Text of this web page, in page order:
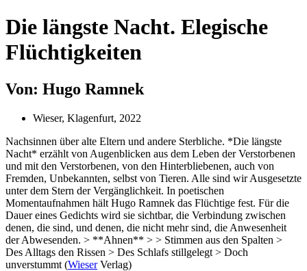
Die längste Nacht. Elegische
Flüchtigkeiten
Von: Hugo Ramnek
Wieser, Klagenfurt, 2022
Nachsinnen über alte Eltern und andere Sterbliche. *Die längste
Nacht* erzählt von Augenblicken aus dem Leben der Verstorbenen
und mit den Verstorbenen, von den Hinterbliebenen, auch von
Fremden, Unbekannten, selbst von Tieren. Alle sind wir Ausgesetzte
unter dem Stern der Vergänglichkeit. In poetischen
Momentaufnahmen hält Hugo Ramnek das Flüchtige fest. Für die
Dauer eines Gedichts wird sie sichtbar, die Verbindung zwischen
denen, die sind, und denen, die nicht mehr sind, die Anwesenheit
der Abwesenden. > **Ahnen** > > Stimmen aus den Spalten >
Des Alltags den Rissen > Des Schlafs stillgelegt > Doch
unverstummt (WieserVerlag)